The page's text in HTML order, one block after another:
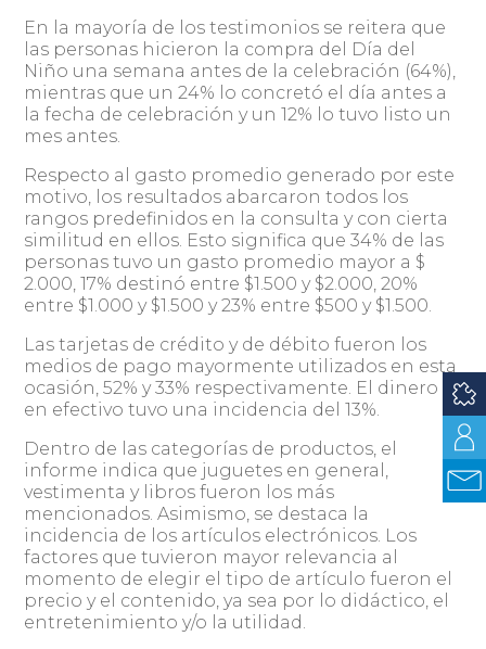
En la mayoría de los testimonios se reitera que
las personas hicieron la compra del Día del
Niño una semana antes de la celebración (64%),
mientras que un 24% lo concretó el día antes a
la fecha de celebración y un 12% lo tuvo listo un
mes antes.
Respecto al gasto promedio generado por este
motivo, los resultados abarcaron todos los
rangos predefinidos en la consulta y con cierta
similitud en ellos. Esto significa que 34% de las
personas tuvo un gasto promedio mayor a $
2.000, 17% destinó entre $1.500 y $2.000, 20%
entre $1.000 y $1.500 y 23% entre $500 y $1.500.
Las tarjetas de crédito y de débito fueron los
medios de pago mayormente utilizados en esta
ocasión, 52% y 33% respectivamente. El dinero
en efectivo tuvo una incidencia del 13%.
Dentro de las categorías de productos, el
informe indica que juguetes en general,
vestimenta y libros fueron los más
mencionados. Asimismo, se destaca la
incidencia de los artículos electrónicos. Los
factores que tuvieron mayor relevancia al
momento de elegir el tipo de artículo fueron el
precio y el contenido, ya sea por lo didáctico, el
entretenimiento y/o la utilidad.